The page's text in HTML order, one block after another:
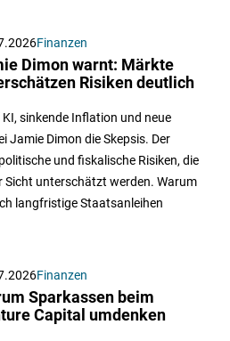
Finanzen
Dimon warnt: Märkte
Risiken deutlich
sinkende Inflation und neue
Jamie Dimon die Skepsis. Der
und fiskalische Risiken, die
Sicht unterschätzt werden. Warum
langfristige Staatsanleihen
Finanzen
Sparkassen beim
Capital umdenken